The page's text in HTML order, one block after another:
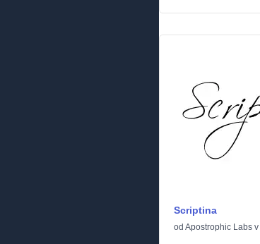
Scriptina
od Apostrophic Labs v